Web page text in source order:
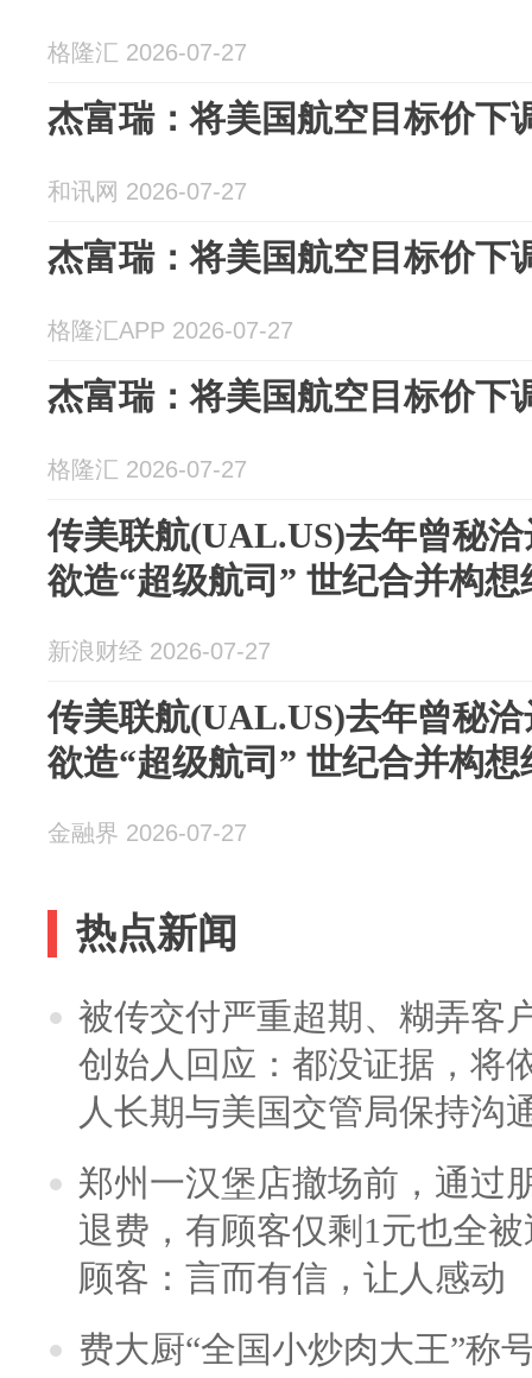
格隆汇 2026-07-27
杰富瑞：将美国航空目标价下
和讯网 2026-07-27
杰富瑞：将美国航空目标价下
格隆汇APP 2026-07-27
杰富瑞：将美国航空目标价下
格隆汇 2026-07-27
传美联航(UAL.US)去年曾秘
欲造“超级航司” 世纪合并构想
新浪财经 2026-07-27
传美联航(UAL.US)去年曾秘
欲造“超级航司” 世纪合并构
金融界 2026-07-27
热点新闻
被传交付严重超期、糊弄客
创始人回应：都没证据，将
人长期与美国交管局保持沟
郑州一汉堡店撤场前，通过
退费，有顾客仅剩1元也全
顾客：言而有信，让人感动
费大厨“全国小炒肉大王”称